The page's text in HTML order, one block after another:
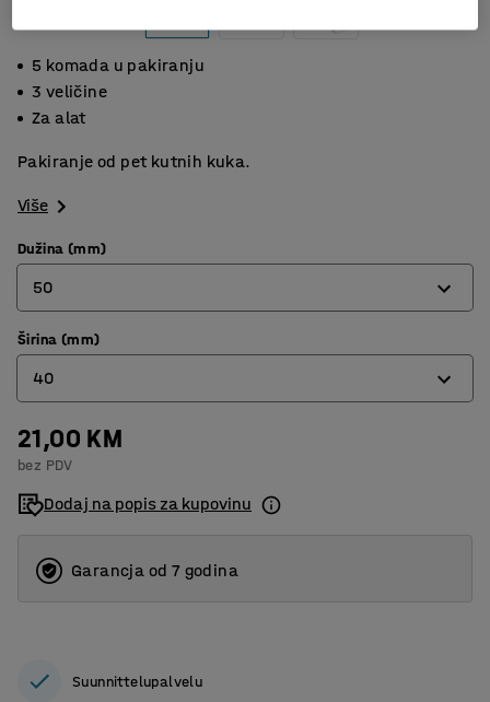
5 komada u pakiranju
3 veličine
Za alat
Pakiranje od pet kutnih kuka.
Više
Dužina (mm)
50
50
70
Širina (mm)
40
40
60
80
21,00 KM
bez PDV
Dodaj na popis za kupovinu
Garancja od 7 godina
Suunnittelupalvelu